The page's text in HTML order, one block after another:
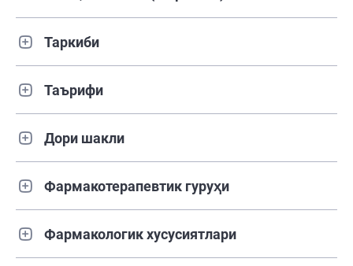
Таркиби
Таърифи
Дори шакли
Фармакотерапевтик гуруҳи
Фармакологик хусусиятлари